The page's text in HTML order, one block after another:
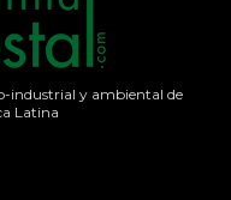
industrial y ambiental de
Latina